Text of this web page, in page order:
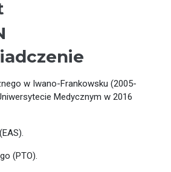
w Iwano-Frankowsku (2005-
Medycznym w 2016
(PTO).